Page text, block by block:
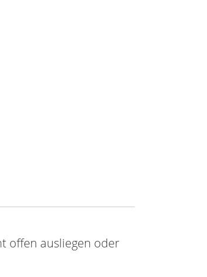
offen ausliegen oder